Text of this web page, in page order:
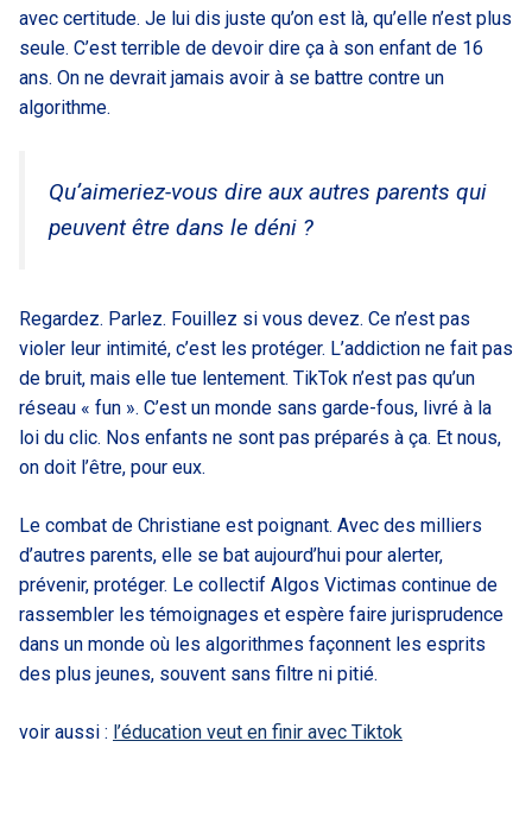
avec certitude. Je lui dis juste qu’on est là, qu’elle n’est plus
seule. C’est terrible de devoir dire ça à son enfant de 16
ans. On ne devrait jamais avoir à se battre contre un
algorithme.
Qu’aimeriez-vous dire aux autres parents qui
peuvent être dans le déni ?
Regardez. Parlez. Fouillez si vous devez. Ce n’est pas
violer leur intimité, c’est les protéger. L’addiction ne fait pas
de bruit, mais elle tue lentement. TikTok n’est pas qu’un
réseau « fun ». C’est un monde sans garde-fous, livré à la
loi du clic. Nos enfants ne sont pas préparés à ça. Et nous,
on doit l’être, pour eux.
Le combat de Christiane est poignant. Avec des milliers
d’autres parents, elle se bat aujourd’hui pour alerter,
prévenir, protéger. Le collectif Algos Victimas continue de
rassembler les témoignages et espère faire jurisprudence
dans un monde où les algorithmes façonnent les esprits
des plus jeunes, souvent sans filtre ni pitié.
voir aussi : l’éducation veut en finir avec Tiktok